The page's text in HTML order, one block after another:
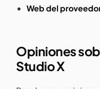
Web del
Opiniones
Studio X